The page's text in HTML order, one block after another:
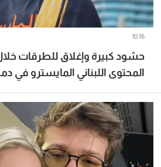
حشود كبيرة وإغلاق للطرقات
المحتوى اللبناني المايسترو في
10:16